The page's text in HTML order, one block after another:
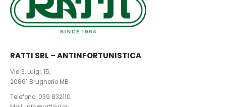
RATTI SRL – ANTINFORTUNISTICA
Via S. Luigi, 15,
20861 Brugherio MB
Telefono: 039 832110